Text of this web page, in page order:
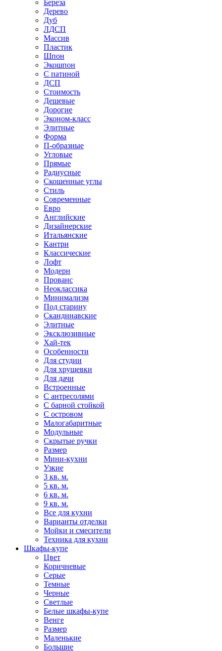
Береза
Дерево
Дуб
ЛДСП
Массив
Пластик
Шпон
Экошпон
С патиной
ДСП
Стоимость
Дешевые
Дорогие
Эконом-класс
Элитные
Форма
П-образные
Угловые
Прямые
Радиусные
Скошенные углы
Стиль
Современные
Евро
Английские
Дизайнерские
Итальянские
Кантри
Классические
Лофт
Модерн
Прованс
Неоклассика
Минимализм
Под старину
Скандинавские
Элитные
Эксклюзивные
Хай-тек
Особенности
Для студии
Для хрущевки
Для дачи
Встроенные
С антресолями
С барной стойкой
С островом
Малогабаритные
Модульные
Скрытые ручки
Размер
Мини-кухни
Узкие
3 кв. м.
5 кв. м.
6 кв. м.
9 кв. м.
Все для кухни
Варианты отделки
Мойки и смесители
Техника для кухни
Шкафы-купе
Цвет
Коричневые
Серые
Темные
Черные
Светлые
Белые шкафы-купе
Венге
Размер
Маленькие
Большие